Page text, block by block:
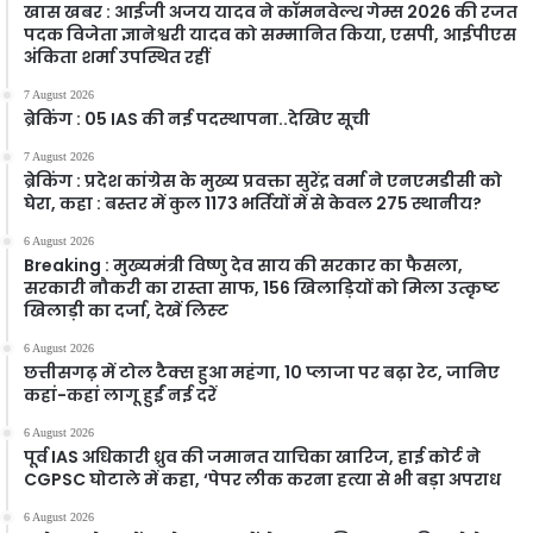
खास खबर : आईजी अजय यादव ने कॉमनवेल्थ गेम्स 2026 की रजत
पदक विजेता ज्ञानेश्वरी यादव को सम्मानित किया, एसपी, आईपीएस
अंकिता शर्मा उपस्थित रहीं
7 August 2026
ब्रेकिंग : 05 IAS की नई पदस्थापना..देखिए सूची
7 August 2026
ब्रेकिंग : प्रदेश कांग्रेस के मुख्य प्रवक्ता सुरेंद्र वर्मा ने एनएमडीसी को
घेरा, कहा : बस्तर में कुल 1173 भर्तियों में से केवल 275 स्थानीय?
6 August 2026
Breaking : मुख्यमंत्री विष्णु देव साय की सरकार का फैसला,
सरकारी नौकरी का रास्ता साफ, 156 खिलाड़ियों को मिला उत्कृष्ट
खिलाड़ी का दर्जा, देखें लिस्‍ट
6 August 2026
छत्तीसगढ़ में टोल टैक्स हुआ महंगा, 10 प्लाजा पर बढ़ा रेट, जानिए
कहां-कहां लागू हुईं नई दरें
6 August 2026
पूर्व IAS अधिकारी ध्रुव की जमानत याचिका खारिज, हाई कोर्ट ने
CGPSC घोटाले में कहा, ‘पेपर लीक करना हत्या से भी बड़ा अपराध
6 August 2026